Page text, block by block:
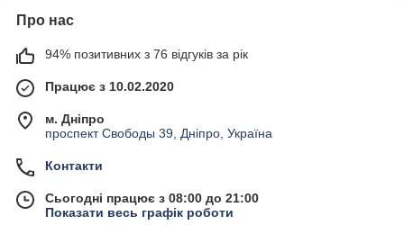
Про нас
94% позитивних з 76 відгуків за рік
Працює з 10.02.2020
м. Дніпро
проспект Свободы 39, Дніпро, Україна
Контакти
Сьогодні працює з 08:00 до 21:00
Показати весь графік роботи